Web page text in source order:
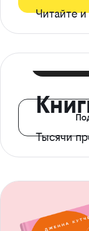
Читайте
Тысячи
с